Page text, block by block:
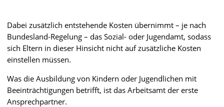
Dabei zusätzlich entstehende Kosten übernimmt – je nach
Bundesland-Regelung – das Sozial- oder Jugendamt, sodass
sich Eltern in dieser Hinsicht nicht auf zusätzliche Kosten
einstellen müssen.
Was die Ausbildung von Kindern oder Jugendlichen mit
Beeinträchtigungen betrifft, ist das Arbeitsamt der erste
Ansprechpartner.